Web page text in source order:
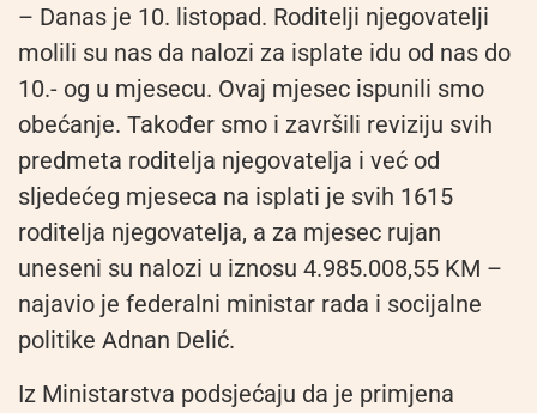
– Danas je 10. listopad. Roditelji njegovatelji
molili su nas da nalozi za isplate idu od nas do
10.- og u mjesecu. Ovaj mjesec ispunili smo
obećanje. Također smo i završili reviziju svih
predmeta roditelja njegovatelja i već od
sljedećeg mjeseca na isplati je svih 1615
roditelja njegovatelja, a za mjesec rujan
uneseni su nalozi u iznosu 4.985.008,55 KM –
najavio je federalni ministar rada i socijalne
politike Adnan Delić.
Iz Ministarstva podsjećaju da je primjena